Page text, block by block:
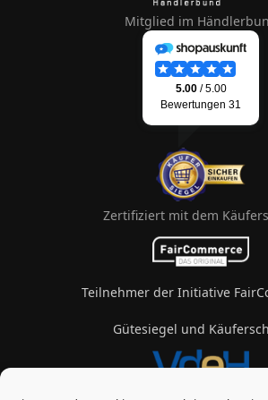
Mitglied im
Zertifiziert mit dem
Teilnehmer der Initiative
Gütesiegel und